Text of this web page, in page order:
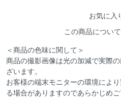
お気に入
この商品につい
＜商品の色味に関して＞
商品の撮影画像は光の加減で実際
ざいます。
お客様の端末モニターの環境によ
る場合がありますのであらかじめご